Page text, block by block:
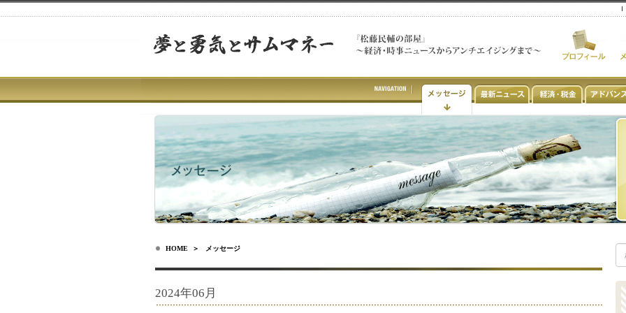
HOME ＞ メッセージ
2024年06月